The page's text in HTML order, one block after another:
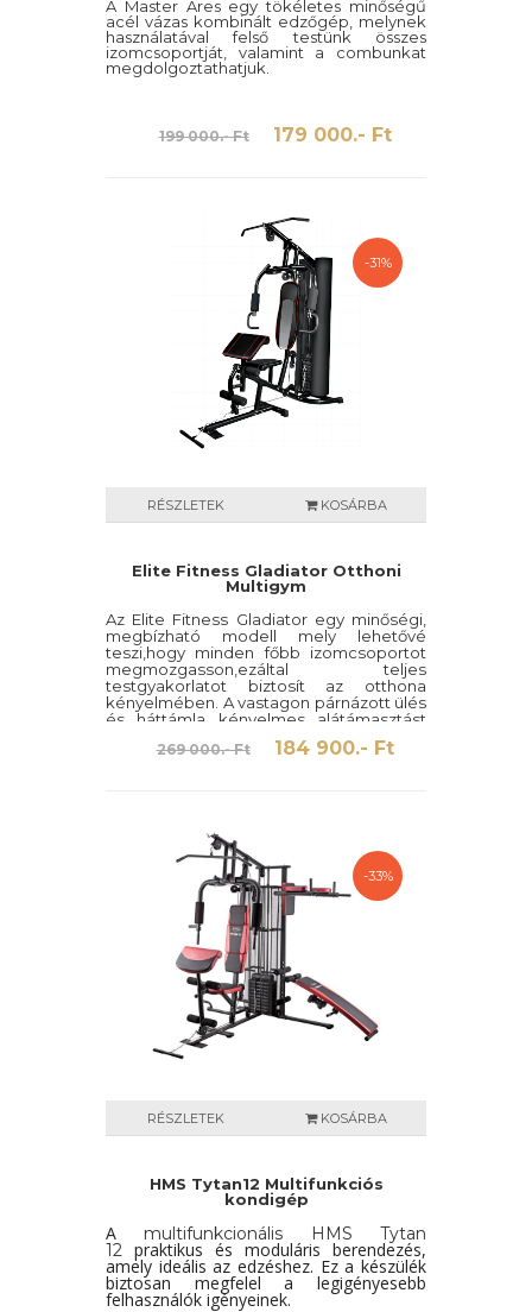
A Master Ares egy tökéletes minőségű
acél vázas kombinált edzőgép, melynek
használatával felső testünk összes
izomcsoportját, valamint a combunkat
megdolgoztathatjuk.
199 000.- Ft 179 000.- Ft
-31%
RÉSZLETEK KOSÁRBA
Elite Fitness Gladiator Otthoni
Multigym
Az Elite Fitness Gladiator egy minőségi,
megbízható modell mely lehetővé
teszi,hogy minden főbb izomcsoportot
megmozgasson,ezáltal teljes
testgyakorlatot biztosít az otthona
kényelmében. A vastagon párnázott ülés
és háttámla kényelmes alátámasztást
269 000.- Ft 184 900.- Ft
-33%
RÉSZLETEK KOSÁRBA
HMS Tytan12 Multifunkciós
kondigép
A multifunkcionális HMS Tytan
12 praktikus és moduláris berendezés,
amely ideális az edzéshez. Ez a készülék
biztosan megfelel a legigényesebb
felhasználók igényeinek.